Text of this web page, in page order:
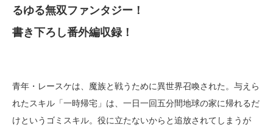
るゆる無双ファンタジー！
書き下ろし番外編収録！
青年・レースケは、魔族と戦うために異世界召喚された。与えら
れたスキル「一時帰宅」は、一日一回五分間地球の家に帰れるだ
けというゴミスキル。役に立たないからと追放されてしまうが